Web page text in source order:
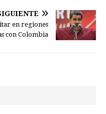
en regiones
con Colombia